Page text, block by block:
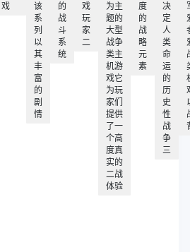
戏
该
系
列
以
其
丰
富
的
剧
情
的
战
斗
系
统
戏
玩
家
二
为主
题的
大型
战争
类主
机游
戏它
为玩
家们
提供
了一
个高
度真
实的
二战
体验
度
的
战
略
元
素
决
定
人
类
命
运
的
历
史
性
战
争
三